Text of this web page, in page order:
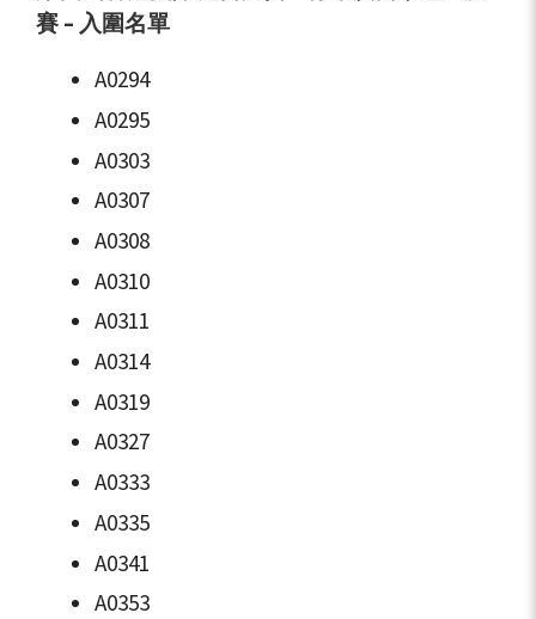
賽 – 入圍名單
A0294
A0295
A0303
A0307
A0308
A0310
A0311
A0314
A0319
A0327
A0333
A0335
A0341
A0353